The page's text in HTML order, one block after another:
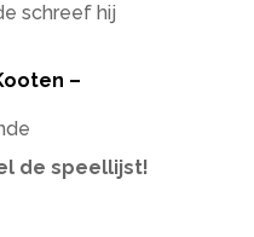
schreef hij
–
de speellijst!